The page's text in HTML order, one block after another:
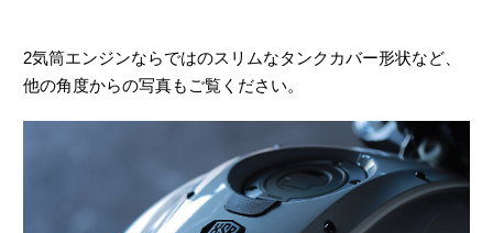
2気筒エンジンならではのスリムなタンクカバー形状など、
他の角度からの写真もご覧ください。